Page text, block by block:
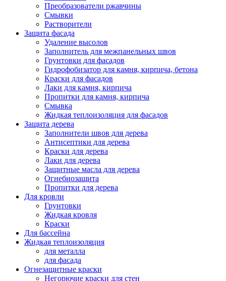
Преобразователи ржавчины
Смывки
Растворители
Защита фасада
Удаление высолов
Заполнитель для межпанельных швов
Грунтовки для фасадов
Гидрофобизатор для камня, кирпича, бетона
Краски для фасадов
Лаки для камня, кирпича
Пропитки для камня, кирпича
Смывка
Жидкая теплоизоляция для фасадов
Защита дерева
Заполнители швов для дерева
Антисептики для дерева
Краски для дерева
Лаки для дерева
Защитные масла для дерева
Огнебиозащита
Пропитки для дерева
Для кровли
Грунтовки
Жидкая кровля
Краски
Для бассейна
Жидкая теплоизоляция
для металла
для фасада
Огнезащитные краски
Негорючие краски для стен